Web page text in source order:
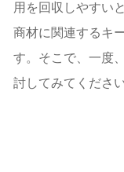
用を回収しやすい
商材に関連するキ
す。そこで、一度
討してみてください